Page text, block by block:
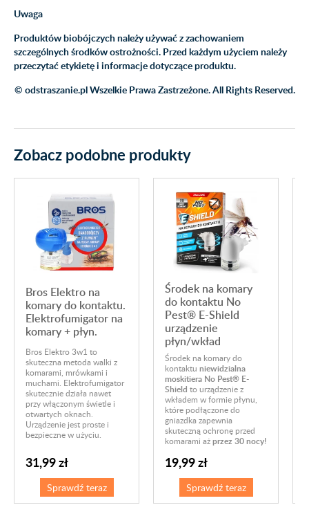
Uwaga
Produktów biobójczych należy używać z zachowaniem
szczególnych środków ostrożności. Przed każdym użyciem należy
przeczytać etykietę i informacje dotyczące produktu.
© odstraszanie.pl Wszelkie Prawa Zastrzeżone. All Rights Reserved.
Zobacz podobne produkty
Bros Elektro na
komary do kontaktu.
Elektrofumigator na
komary + płyn.
Bros Elektro 3w1 to
skuteczna metoda walki z
komarami, mrówkami i
muchami. Elektrofumigator
skutecznie działa nawet
przy włączonym świetle i
otwartych oknach.
Urządzenie jest proste i
bezpieczne w użyciu.
31,99 zł
Sprawdź teraz
Środek na komary
do kontaktu No
Pest® E-Shield
urządzenie
płyn/wkład
Środek na komary do
kontaktu niewidzialna
moskitiera No Pest® E-
Shield to urządzenie z
wkładem w formie płynu,
które podłączone do
gniazdka zapewnia
skuteczną ochronę przed
komarami ażprzez 30 nocy!
19,99 zł
Sprawdź teraz